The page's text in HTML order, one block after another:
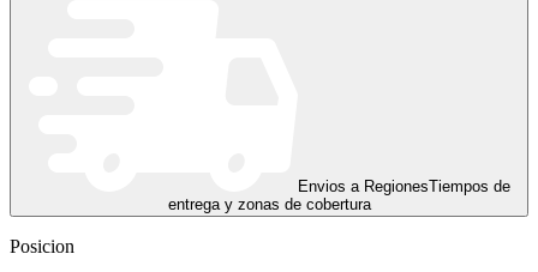
Envios a RegionesTiempos de
entrega y zonas de cobertura
Posicion